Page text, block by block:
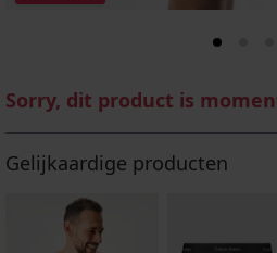
Sorry, dit product is
Gelijkaardige producten